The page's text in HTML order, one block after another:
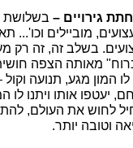
גירויים – בשלושת
מוביילים וכו'...
בשלב זה, זה רק
מאותה הצפה
לו המון מגע, תנועה
יעטפו אותו ויתנו
לחוש את העולם,
וטובה יותר.